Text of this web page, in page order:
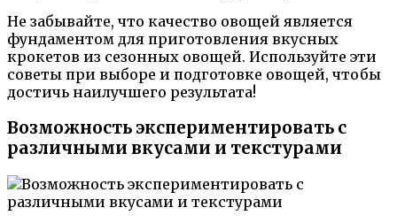
Не забывайте, что качество овощей является
фундаментом для приготовления вкусных
крокетов из сезонных овощей. Используйте эти
советы при выборе и подготовке овощей, чтобы
достичь наилучшего результата!
Возможность экспериментировать с
различными вкусами и текстурами